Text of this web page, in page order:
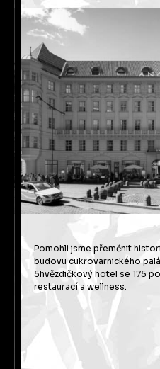
Pomohli jsme přeměnit
budovu cukrovarnického
5hvězdičkový hotel se 175
restaurací a wellness.